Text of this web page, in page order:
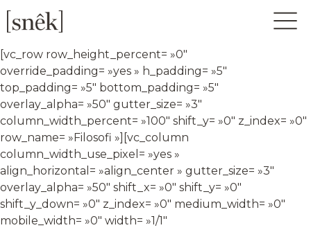
[vc_row row_height_percent= »0″
override_padding= »yes » h_padding= »5″
top_padding= »5″ bottom_padding= »5″
overlay_alpha= »50″ gutter_size= »3″
column_width_percent= »100″ shift_y= »0″ z_index= »0″
row_name= »Filosofi »][vc_column
column_width_use_pixel= »yes »
align_horizontal= »align_center » gutter_size= »3″
overlay_alpha= »50″ shift_x= »0″ shift_y= »0″
shift_y_down= »0″ z_index= »0″ medium_width= »0″
mobile_width= »0″ width= »1/1″